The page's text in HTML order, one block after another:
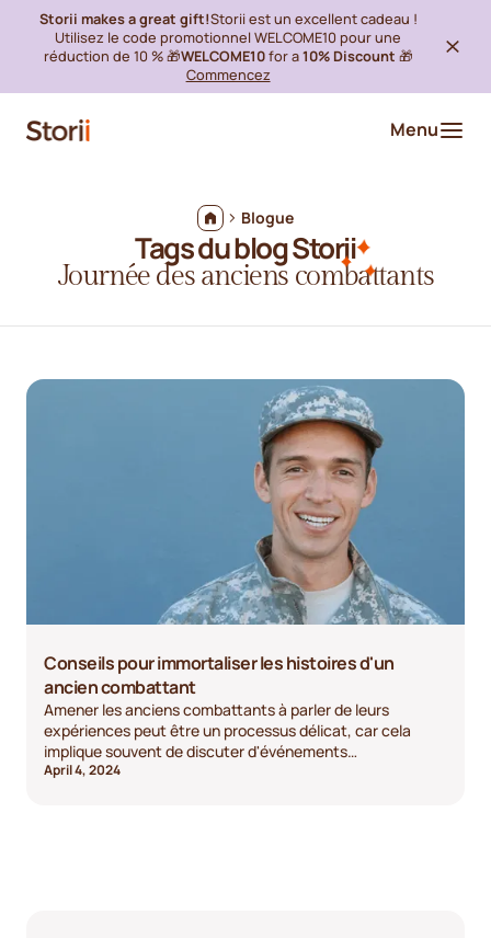
Storii makes a great gift!Storii est un excellent cadeau !
Utilisez le code promotionnel WELCOME10 pour une
réduction de 10 % 🎁WELCOME10for a10% Discount 🎁
Commencez
Menu
Blogue
Tags du blog Storii
Journée des anciens combattants
Conseils pour immortaliser les histoires d'un
ancien combattant
Amener les anciens combattants à parler de leurs
expériences peut être un processus délicat, car cela
implique souvent de discuter d'événements
potentiellement traumatisants. Voici quelques conseils
April 4, 2024